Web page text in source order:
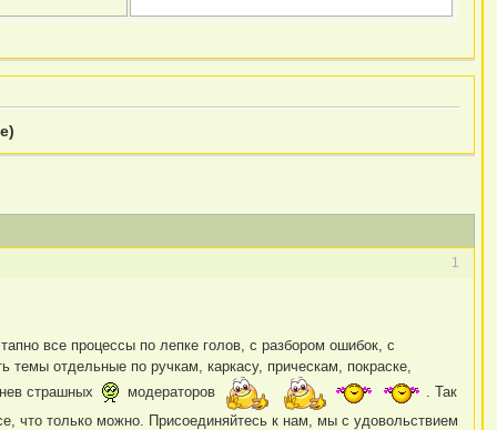
1
все процессы по лепке голов, с разбором ошибок, с
отдельные по ручкам, каркасу, прическам, покраске,
страшных
модераторов
. Так
что только можно. Присоединяйтесь к нам, мы с удовольствием